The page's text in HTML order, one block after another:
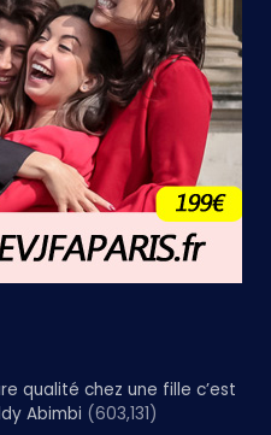
qualité chez une fille c’est
Abimbi (603,131)